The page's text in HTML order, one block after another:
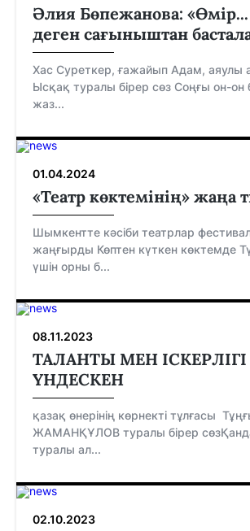
Әлия Бөпежанова:
деген сағыныштан
Хас Суреткер, ғажайып Адам, аяулы
Ысқақ туралы бірер сөз Соңғы он-
жаз...
01.04.2024
«Театр көктемінің»
Шымкентте кәсіби театрлар
жаңғырды Көптен күткен көктемде
үшін орны б...
08.11.2023
ТАЛАНТЫ МЕН ІСКЕРЛІГІ
ҮНДЕСКЕН
қазақ өнерінің көрнекті тұлғасы
ЖАМАНҚҰЛОВ туралы бірер
туралы ал...
02.10.2023